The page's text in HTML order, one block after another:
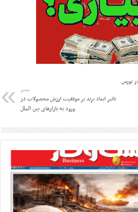
بورس
بعدی
تاثیر ابعاد برند بر موفقیت ارزش محصولات در
ورود به بازارهای بین الملل